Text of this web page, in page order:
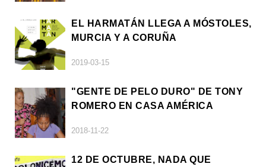
EL HARMATÁN LLEGA A MÓSTOLES,
MURCIA Y A CORUÑA
2019-03-15
"GENTE DE PELO DURO" DE TONY
ROMERO EN CASA AMÉRICA
2018-11-22
12 DE OCTUBRE, NADA QUE